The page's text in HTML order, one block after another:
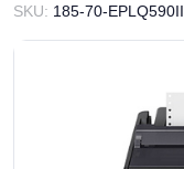
SKU: 185-70-EPLQ590II